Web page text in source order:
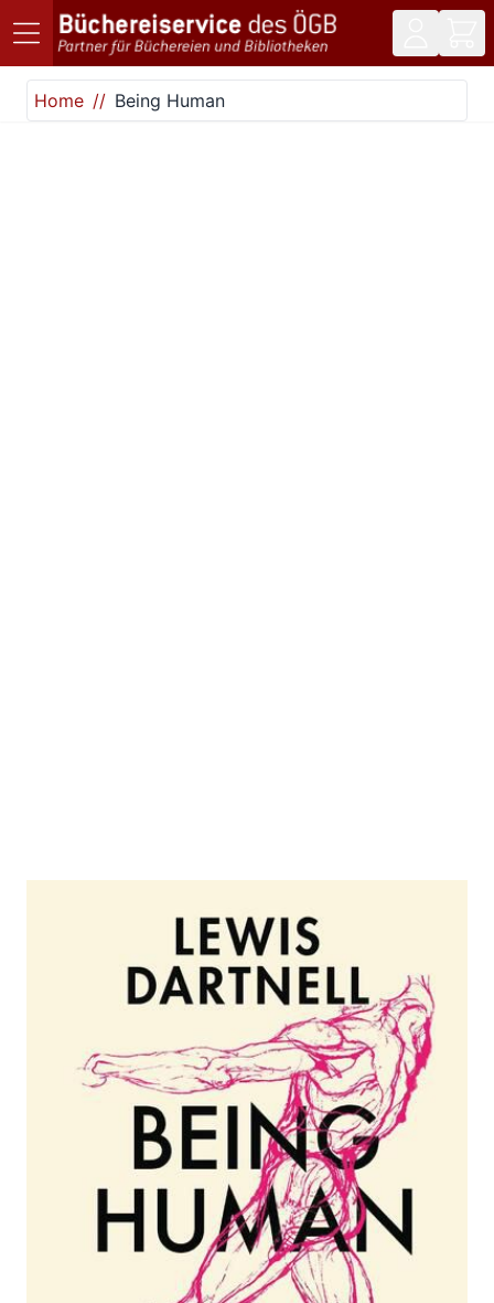
Direkt zum Inhalt
Home
Being Human
Being Human
Zur Wunschliste hinzufügen
Wie unser Körper Weltgeschichte schrieb
Lewis Dartnell
10.10.2023
396 Seiten
ISBN: 978-3-
35103970-7